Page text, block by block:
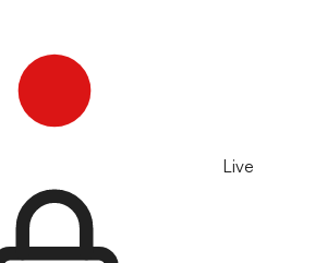
Live